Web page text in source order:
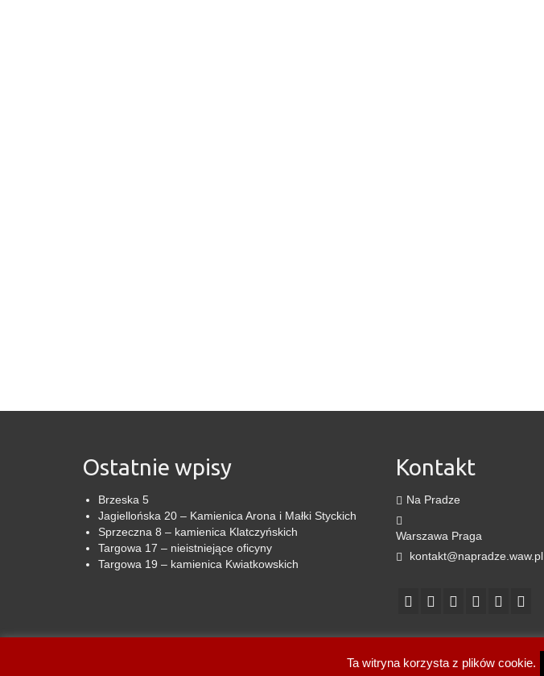
Ostatnie wpisy
Brzeska 5
Jagiellońska 20 – Kamienica Arona i Małki Styckich
Sprzeczna 8 – kamienica Klatczyńskich
Targowa 17 – nieistniejące oficyny
Targowa 19 – kamienica Kwiatkowskich
Kontakt
Na Pradze
Warszawa Praga
kontakt@napradze.waw.pl
Ta witryna korzysta z plików cookie.